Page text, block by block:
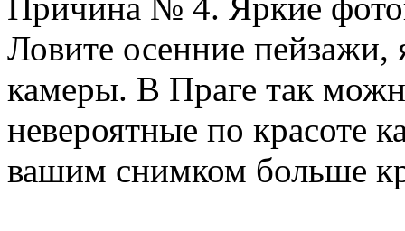
Причина № 4. Яркие
Ловите осенние пейзажи,
камеры. В Праге так
невероятные по красоте
вашим снимком больше